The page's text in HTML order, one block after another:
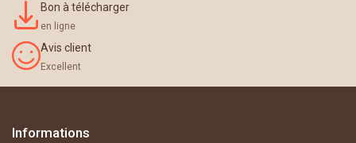
Bon à télécharger
en ligne
Avis client
Excellent
Informations